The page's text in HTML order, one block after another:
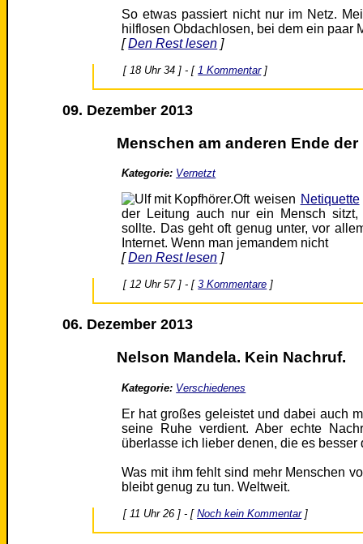
So etwas passiert nicht nur im Netz.
hilflosen Obdachlosen, bei dem ein paar
[Den Rest lesen ]
[ 18 Uhr 34 ] - [ 1 Kommentar]
09. Dezember 2013
Menschen am anderen Ende
Kategorie: Vernetzt
Oft weisen Netiquette
der Leitung auch nur ein Mensch
sollte. Das geht oft genug unter, vor
Internet. Wenn man jemandem nicht
[Den Rest lesen ]
[ 12 Uhr 57 ] - [3 Kommentare ]
06. Dezember 2013
Nelson Mandela. Kein Nachruf.
Kategorie: Verschiedenes
Er hat großes geleistet und dabei auch
seine Ruhe verdient. Aber echte
überlasse ich lieber denen, die es besser
Was mit ihm fehlt sind mehr Menschen
bleibt genug zu tun. Weltweit.
[ 11 Uhr 26 ] - [Noch kein Kommentar]